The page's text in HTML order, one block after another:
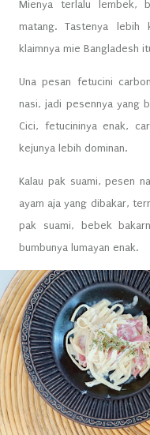
Mienya terlalu lembek,
matang. Tastenya
klaimnya mie Bangladesh
Una pesan fetucini
nasi, jadi pesennya yang
Cici, fetucininya enak,
kejunya lebih dominan.
Kalau pak suami, pesen
ayam aja yang dibakar,
pak suami, bebek
bumbunya lumayan enak.